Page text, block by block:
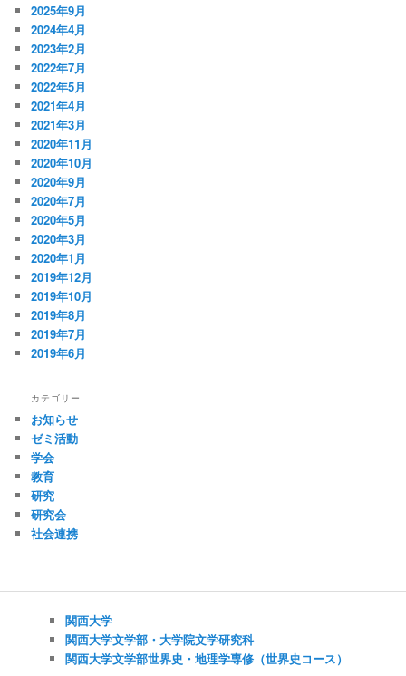
2025年9月
2024年4月
2023年2月
2022年7月
2022年5月
2021年4月
2021年3月
2020年11月
2020年10月
2020年9月
2020年7月
2020年5月
2020年3月
2020年1月
2019年12月
2019年10月
2019年8月
2019年7月
2019年6月
カテゴリー
お知らせ
ゼミ活動
学会
教育
研究
研究会
社会連携
関西大学
関西大学文学部・大学院文学研究科
関西大学文学部世界史・地理学専修（世界史コース）